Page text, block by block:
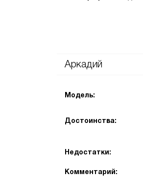
Аркадий
Модель:
Достоинства:
Недостатки:
Комментарий: